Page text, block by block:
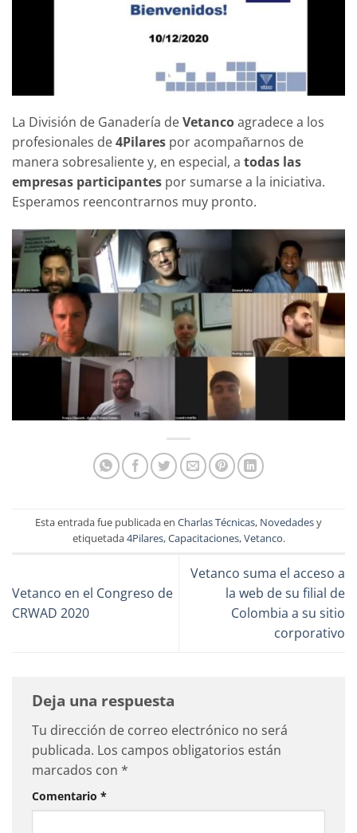
La División de Ganadería deVetancoagradece a los
profesionales de4Pilares por acompañarnos de
manera sobresaliente y, en especial, a todas las
empresas participantes por sumarse a la iniciativa.
Esperamos reencontrarnos muy pronto.
Esta entrada fue publicada en Charlas Técnicas, Novedadesy
etiquetada4Pilares,Capacitaciones,Vetanco.
Vetanco en el Congreso de
CRWAD 2020
Vetanco suma el acceso a
la web de su filial de
Colombia a su sitio
corporativo
Deja una respuesta
Tu dirección de correo electrónico no será
publicada. Los campos obligatorios están
marcados con *
Comentario *